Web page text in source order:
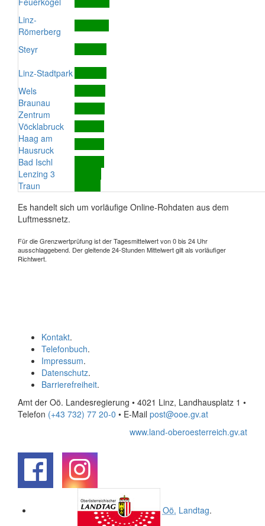
Linz-
Römerberg
Steyr
Linz-Stadtpark
Wels
Braunau
Zentrum
Vöcklabruck
Haag am
Hausruck
Bad Ischl
Lenzing 3
Traun
Es handelt sich um vorläufige Online-Rohdaten aus dem
Luftmessnetz.
Für die Grenzwertprüfung ist der Tagesmittelwert von 0 bis 24 Uhr
ausschlaggebend. Der gleitende 24-Stunden Mittelwert gilt als vorläufiger
Richtwert.
Kontakt.
Telefonbuch.
Impressum.
Datenschutz.
Barrierefreiheit.
Amt der Oö. Landesregierung • 4021 Linz, Landhausplatz 1 •
Telefon (+43 732) 77 20-0 • E-Mail post@ooe.gv.at
www.land-oberoesterreich.gv.at
Oö. Landtag.